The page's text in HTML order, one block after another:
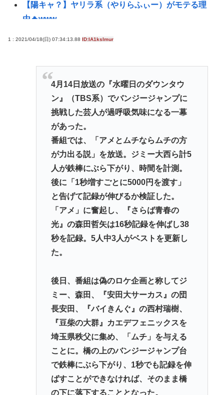
【陽キャ？】ヤリラ系（やりらふぃー）がモテる理
由🔥www
【速報】税務署職員の男が約1億3500万円脱税
護憲派集会で市民運動家の菱山南帆子さん「責任あ
る未来像を若者たちに」平和の尊さを訴える 北海道
韓国サッカー協会審判部関係者「外国人審判たちが
先にマッサージを望んだ」と主張 [8/10]
【悲報】35歳実家暮らし底辺メンヘラ無職喪女
【なぞなぞ】義母、義妹、エ口いのどっち！
スーパーカブとハンターカブで迷っているどっちが
Redditを読んでると外人って日本に対してはよく調
べもせずに思い込みで勝手に議論してるよな
愛知県最強のスーパー、満場一致で決まる
Powered by livedoor 相互RSS
1 : 2021/04/18(日) 07:34:13.88 ID:IA1ksImur
4月14日放送の『水曜日のダウンタウ
ン』（TBS系）でバンジージャンプに
挑戦した芸人が過呼吸気味になる一幕
があった。
番組では、「アメとムチならムチの方
が力出る説」を放送。ジミー大西ら計5
人が鉄棒にぶら下がり、時間を計測。
後に「1秒増すごとに5000円を渡す」
と告げて記録が伸びるか検証した。
「アメ」に奮起し、『さらば青春の
光』の森田哲矢は16秒記録を伸ばし38
秒を記録。5人中3人がベストを更新し
た。
後日、番組は偽のロケ企画と称してジ
ミー、森田、『安田大サーカス』の団
長安田、『バイきんぐ』の西村瑞樹、
『豆柴の大群』カエデフェニックスを
埼玉県秩父に集め、「ムチ」を与える
ことに。橋の上のバンジージャンプ台
で鉄棒にぶら下がり、1秒でも記録を伸
ばすことができなければ、そのまま橋
の下に落下することとなった。